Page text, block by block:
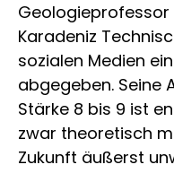
Geologieprofessor
Karadeniz
sozialen Medien
abgegeben. Seine
Stärke 8 bis 9 ist
zwar theoretisch
Zukunft äußerst